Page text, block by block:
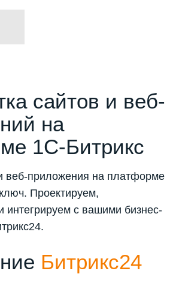
сайтов и веб-
на
1С-Битрикс
веб-приложения на платформе
Проектируем,
интегрируем с вашими бизнес-
Битрикс24